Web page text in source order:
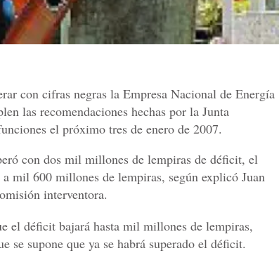
con cifras negras la Empresa Nacional de Energía
las recomendaciones hechas por la Junta
el próximo tres de enero de 2007.
con dos mil millones de lempiras de déficit, el
mil 600 millones de lempiras, según explicó Juan
interventora.
el déficit bajará hasta mil millones de lempiras,
se supone que ya se habrá superado el déficit.